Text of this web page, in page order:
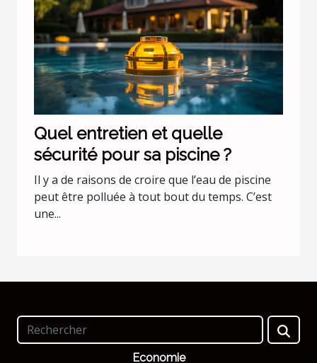
Quel entretien et quelle
sécurité pour sa piscine ?
Il y a de raisons de croire que l’eau de piscine
peut être polluée à tout bout du temps. C’est
une...
Economie